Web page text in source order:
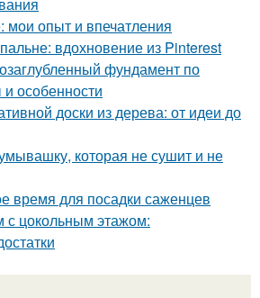
опыт и впечатления
вдохновение из Pinterest
фундамент по
особенности
доски из дерева: от идеи до
которая не сушит и не
время для посадки саженцев
цокольным этажом: